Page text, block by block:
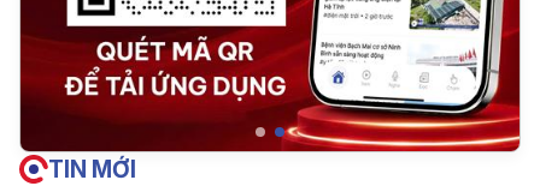
TIN MỚI